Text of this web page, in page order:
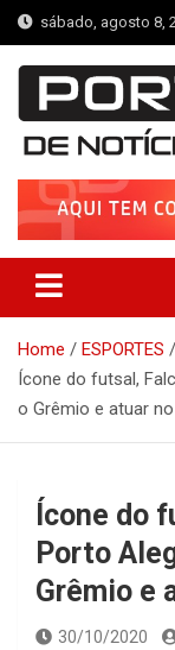
Skip
to
content
sábado, agosto 8,
Portal de
Notícias de
Home
ESPORTES
Ícone do futsal,
o Grêmio e atuar
Ícone do
Porto
Grêmio e
30/10/2020